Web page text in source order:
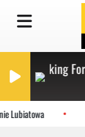
I'm Looking For
Lubiatowa